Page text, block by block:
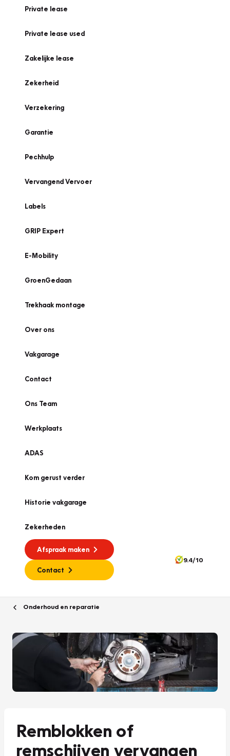
Private lease
Private lease used
Zakelijke lease
Zekerheid
Verzekering
Garantie
Pechhulp
Vervangend Vervoer
Labels
GRIP Expert
E-Mobility
GroenGedaan
Trekhaak montage
Over ons
Vakgarage
Contact
Ons Team
Werkplaats
ADAS
Kom gerust verder
Historie vakgarage
Zekerheden
Afspraak maken
Contact
9.4/10
Onderhoud en reparatie
Remblokken of
remschijven vervangen